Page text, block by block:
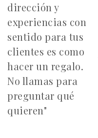
dirección y
experiencias con
sentido para tus
clientes es como
hacer un regalo.
No llamas para
preguntar qué
quieren"